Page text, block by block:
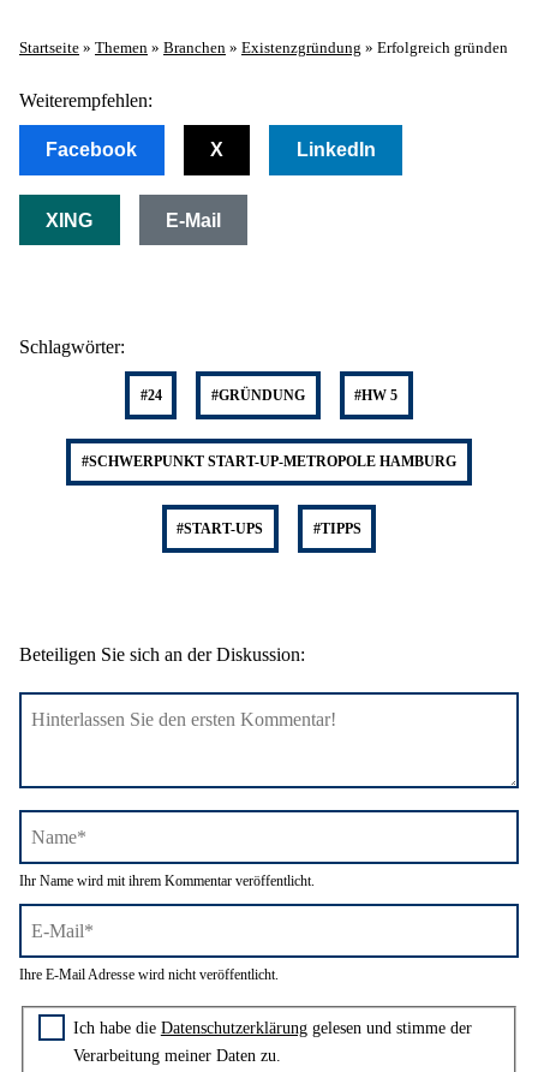
Startseite » Themen » Branchen » Existenzgründung » Erfolgreich gründen
Weiterempfehlen:
Facebook X LinkedIn
XING E-Mail
Schlagwörter:
#24 #GRÜNDUNG #HW 5
#SCHWERPUNKT START-UP-METROPOLE HAMBURG
#START-UPS #TIPPS
Beteiligen Sie sich an der Diskussion:
Name*
Ihr Name wird mit ihrem Kommentar veröffentlicht.
E-
Mail*
Ihre E-Mail Adresse wird nicht veröffentlicht.
Zustimmung zur Datenschutzerklärung
Ich habe die Datenschutzerklärunggelesen und stimme der
Verarbeitung meiner Daten zu.